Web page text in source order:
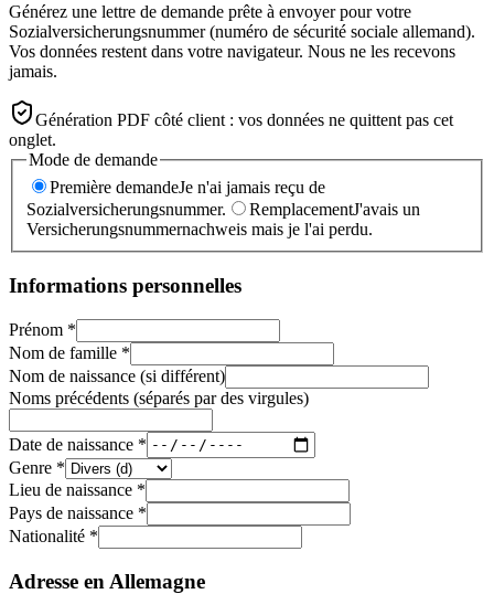
Générez une lettre de demande prête à envoyer pour votre
Sozialversicherungsnummer (numéro de sécurité sociale allemand).
Vos données restent dans votre navigateur. Nous ne les recevons
jamais.
Génération PDF côté client : vos données ne quittent pas cet
onglet.
Mode de demande
Première demandeJe n'ai jamais reçu de
Sozialversicherungsnummer.
RemplacementJ'avais un
Versicherungsnummernachweis mais je l'ai perdu.
Informations personnelles
Prénom *
Nom de famille *
Nom de naissance (si différent)
Noms précédents (séparés par des virgules)
Date de naissance *
Genre *
Lieu de naissance *
Pays de naissance *
Nationalité *
Adresse en Allemagne